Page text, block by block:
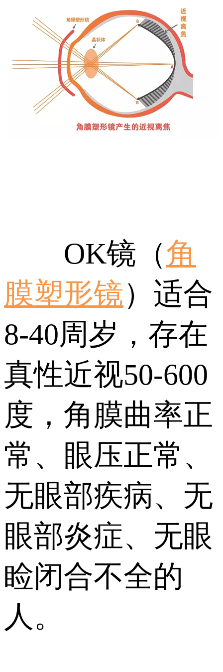
OK镜（角
膜塑形镜）适合
8-40周岁，存在
真性近视50-600
度，角膜曲率正
常、眼压正常、
无眼部疾病、无
眼部炎症、无眼
睑闭合不全的
人。